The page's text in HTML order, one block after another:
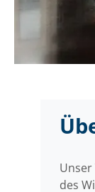
Unser
des